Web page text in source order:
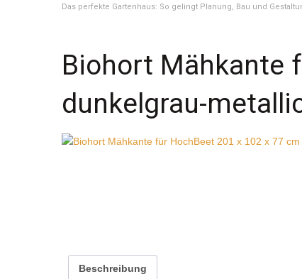
Das perfekte Gartenhaus: So gelingt Planung, Bau und
Biohort Mähkante
dunkelgrau-
Beschreibung